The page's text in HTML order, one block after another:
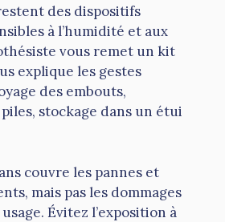
des dispositifs
à l’humidité et aux
vous remet un kit
explique les gestes
des embouts,
stockage dans un étui
couvre les pannes et
mais pas les dommages
Évitez l’exposition à